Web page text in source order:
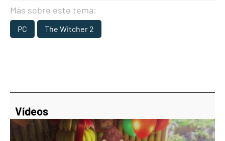
Más sobre este tema:
PC The Witcher 2
Vídeos